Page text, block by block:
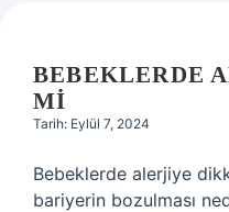
BEBEKLERDE
MI
Tarih: Eylül 7, 2024
Bebeklerde alerjiye
bariyerin bozulması